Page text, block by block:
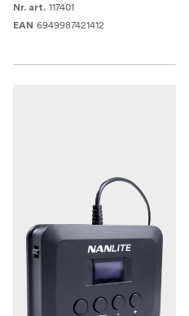
Nr. art. 117401
EAN 6949987421412